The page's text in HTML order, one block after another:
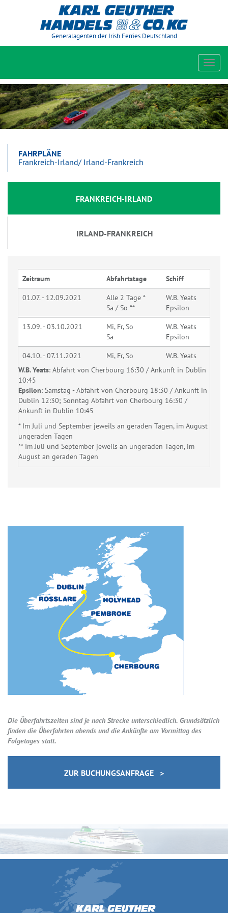
Generalagenten der Irish Ferries Deutschland
FAHRPLÄNE
Frankreich-Irland/ Irland-Frankreich
FRANKREICH-IRLAND
IRLAND-FRANKREICH
Zeitraum Abfahrtstage Schiff
01.07. - 12.09.2021
Alle 2 Tage *
Sa / So **
W.B. Yeats
Epsilon
13.09. - 03.10.2021
Mi, Fr, So
Sa
W.B. Yeats
Epsilon
04.10. - 07.11.2021 Mi, Fr, So
W.B. Yeats
W.B. Yeats: Abfahrt von Cherbourg 16:30 / Ankunft in Dublin
10:45
Epsilon: Samstag - Abfahrt von Cherbourg 18:30 / Ankunft in
Dublin 12:30; Sonntag Abfahrt von Cherbourg 16:30 /
Ankunft in Dublin 10:45
* Im Juli und September jeweils an geraden Tagen, im August
ungeraden Tagen
** Im Juli und September jeweils an ungeraden Tagen, im
August an geraden Tagen
Die Überfahrtszeiten sind je nach Strecke unterschiedlich. Grundsätzlich
finden die Überfahrten abends und die Ankünfte am Vormittag des
Folgetages statt.
ZUR BUCHUNGSANFRAGE >